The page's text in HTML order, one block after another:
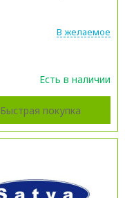
В желаемое
Есть в наличии
Быстрая покупка